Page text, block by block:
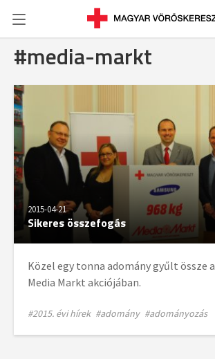
#media-markt
2015-04-21
Sikeres összefogás
Közel egy tonna adomány gyűlt össze a
Media Markt akciójában.
#2015. évi hírek #adomány #adományozás